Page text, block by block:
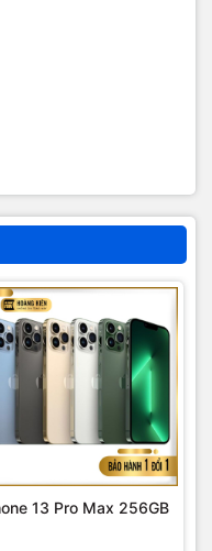
13 Pro Max 256GB